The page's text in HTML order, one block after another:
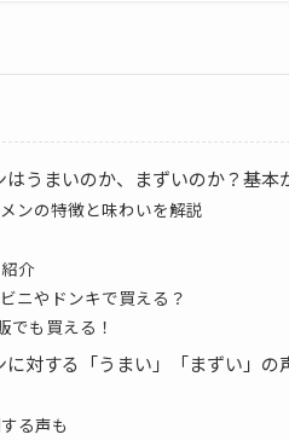
うまいのか、まずいのか？基本
ンの特徴と味わいを解説
介
ニやドンキで買える？
でも買える！
対する「うまい」「まずい」の
る声も